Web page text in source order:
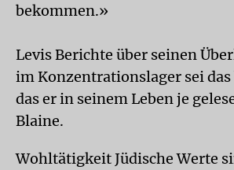
bekommen.»
Levis Berichte über seinen
im Konzentrationslager sei das
das er in seinem Leben je
Blaine.
Wohltätigkeit Jüdische Werte